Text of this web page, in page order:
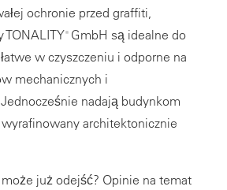
ochronie przed graffiti,
TONALITY®GmbH są idealne do
w czyszczeniu i odporne na
mechanicznych i
nadają budynkom
architektonicznie
już odejść? Opinie na temat